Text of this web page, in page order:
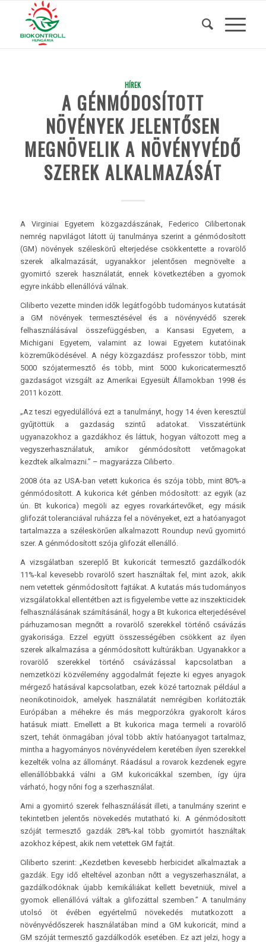
HÍREK
A GÉNMÓDOSÍTOTT
NÖVÉNYEK JELENTŐSEN
MEGNÖVELIK A NÖVÉNYVÉDŐ
SZEREK ALKALMAZÁSÁT
A Virginiai Egyetem közgazdászának, Federico Cilibertonak
nemrég napvilágot látott új tanulmánya szerint a génmódosított
(GM) növények széleskörű elterjedése csökkentette a rovarölő
szerek alkalmazását, ugyanakkor jelentősen megnövelte a
gyomirtó szerek használatát, ennek következtében a gyomok
egyre inkább ellenállóvá válnak.
Ciliberto vezette minden idők legátfogóbb tudományos kutatását
a GM növények termesztésével és a növényvédő szerek
felhasználásával összefüggésben, a Kansasi Egyetem, a
Michigani Egyetem, valamint az Iowai Egyetem kutatóinak
közreműködésével. A négy közgazdász professzor több, mint
5000 szójatermesztő és több, mint 5000 kukorica­termesztő
gazdaságot vizsgált az Amerikai Egyesült Államokban 1998 és
2011 között.
„Az teszi egyedülállóvá ezt a tanulmányt, hogy 14 éven keresztül
gyűjtöttük a gazdaság szintű adatokat. Visszatértünk
ugyanazokhoz a gazdákhoz és láttuk, hogyan változott meg a
vegyszerhasználatuk, amikor génmódosított vetőmagokat
kezdtek alkalmazni.” – magyarázza Ciliberto.
2008 óta az USA-ban vetett kukorica és szója több, mint 80%-a
génmódosított. A kukorica két génben módosított: az egyik (az
ún. Bt kukorica) megöli az egyes rovarkártevőket, egy másik
glifozát toleranciával ruházza fel a növényeket, ezt a hatóanyagot
tartalmazza a széleskörűen alkalmazott Roundup nevű gyomirtó
szer. A génmódosított szója glifozát ellenálló.
A vizsgálatban szereplő Bt kukoricát termesztő gazdálkodók
11%-kal kevesebb rovarölő szert használtak fel, mint azok, akik
nem vetettek génmódosított fajtákat. A kutatás más tudományos
vizsgálatokkal ellentétben azt is figyelembe vette az inszekticidek
felhasználásának számításánál, hogy a Bt kukorica elterjedésével
párhuzamosan megnőtt a rovarölő szerekkel történő csávázás
gyakorisága. Ezzel együtt összességében csökkent az ilyen
szerek alkalmazása a génmódosított kultúrákban. Ugyanakkor a
rovarölő szerekkel történő csávázással kapcsolatban a
nemzetközi közvélemény aggodalmát fejezte ki egyes anyagok
mérgező hatásával kapcsolatban, ezek közé tartoznak például a
neonikotinoidok, amelyek használatát nemrégiben korlátozták
Európában a méhekre és más megporzókra gyakorolt káros
hatásuk miatt. Emellett a Bt kukorica maga termeli a rovarölő
szert, tehát önmagában jóval több aktív hatóanyagot tartalmaz,
mintha a hagyományos növényvédelem keretében ilyen szerekkel
kezelték volna az állományt. Ráadásul a rovarok kezdenek egyre
ellenállóbbakká válni a GM kukoricákkal szemben, így újra
várható, hogy nőni fog a szerhasználat.
Ami a gyomirtó szerek felhasználását illeti, a tanulmány szerint e
tekintetben jelentős növekedés mutatható ki. A génmódosított
szóját termesztő gazdák 28%-kal több gyomirtót használtak
azokhoz képest, akik nem vetettek GM fajtát.
Ciliberto szerint: „Kezdetben kevesebb herbicidet alkalmaztak a
gazdák. Egy idő elteltével azonban nőtt a vegyszerhasználat, a
gazdálkodóknak újabb kemikáliákat kellett bevetniük, mivel a
gyomok ellenállóvá váltak a glifozáttal szemben.” A tanulmány
utolsó öt évében egyértelmű növekedés mutatkozott a
növényvédőszerek használatában mind a GM kukoricát, mind a
GM szóját termesztő gazdálkodók esetében. Ez azt jelzi, hogy a